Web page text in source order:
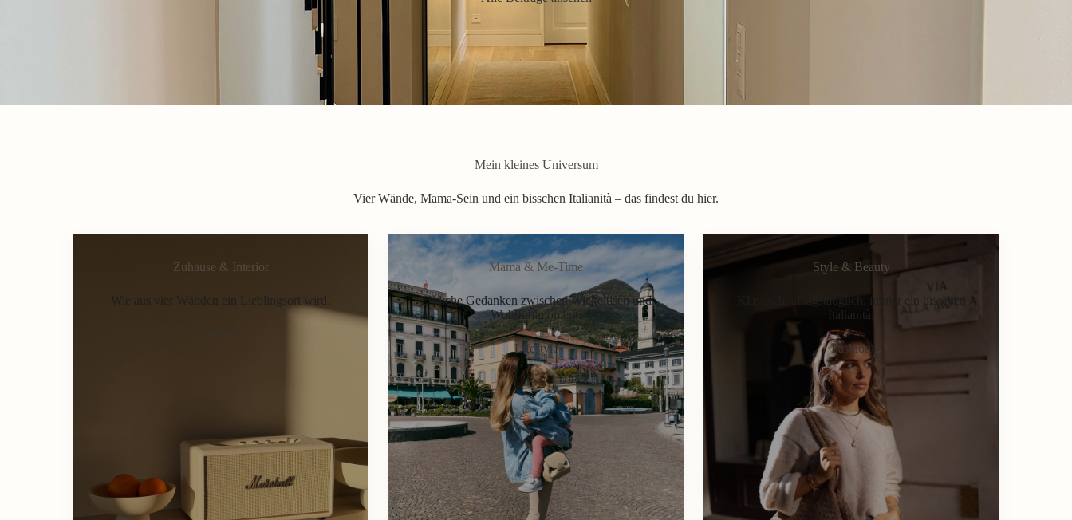
Mein kleines Universum
Vier Wände, Mama-Sein und ein bisschen Italianità – das findest du hier.
Zuhause & Interior
Wie aus vier Wänden ein Lieblingsort wird.
Mama & Me-Time
Ehrliche Gedanken zwischen Wickeltisch und
Wohlfühlmoment.
Lifestyle
Style & Beauty
Klassisch, alltagstauglich, immer ein bisschen
Italianità.
Fashion